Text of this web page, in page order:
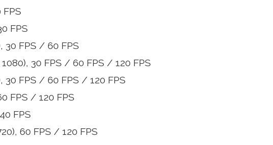
FPS
FPS
30 FPS / 60 FPS
30 FPS / 60 FPS / 120 FPS
30 FPS / 60 FPS / 120 FPS
FPS / 120 FPS
FPS
60 FPS / 120 FPS